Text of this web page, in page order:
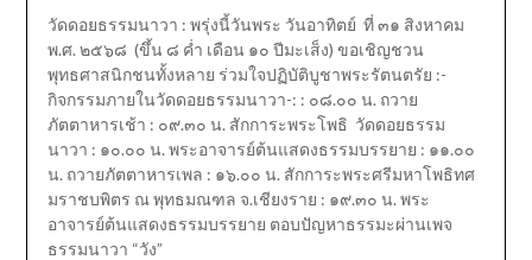
วัดดอยธรรมนาวา : พรุ่งนี้วันพระ วันอาทิตย์ ที่ ๓๑ สิงหาคม
พ.ศ. ๒๕๖๘ (ขึ้น ๘ ค่ำ เดือน ๑๐ ปีมะเส็ง) ขอเชิญชวน
พุทธศาสนิกชนทั้งหลาย ร่วมใจปฏิบัติบูชาพระรัตนตรัย :-
กิจกรรมภายในวัดดอยธรรมนาวา-: : ๐๘.๐๐ น. ถวาย
ภัตตาหารเช้า : ๐๙.๓๐ น. สักการะพระโพธิ วัดดอยธรรม
นาวา : ๑๐.๐๐ น. พระอาจารย์ต้นแสดงธรรมบรรยาย : ๑๑.๐๐
น. ถวายภัตตาหารเพล : ๑๖.๐๐ น. สักการะพระศรีมหาโพธิทศ
มราชบพิตร ณ พุทธมณฑล จ.เชียงราย : ๑๙.๓๐ น. พระ
อาจารย์ต้นแสดงธรรมบรรยาย ตอบปัญหาธรรมะผ่านเพจ
ธรรมนาวา “วัง”